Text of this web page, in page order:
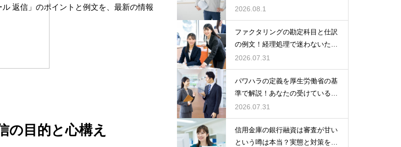
返信」のポイントと例文を、最新の情報
の目的と心構え
的な対策
2026.08.1
ファクタリングの勘定科目と仕訳
の例文！経理処理で迷わないため
の知識
2026.07.31
パワハラの定義を厚生労働省の基
準で解説！あなたの受けている行
為は該当する？
2026.07.31
信用金庫の銀行融資は審査が甘い
という噂は本当？実態と対策を徹